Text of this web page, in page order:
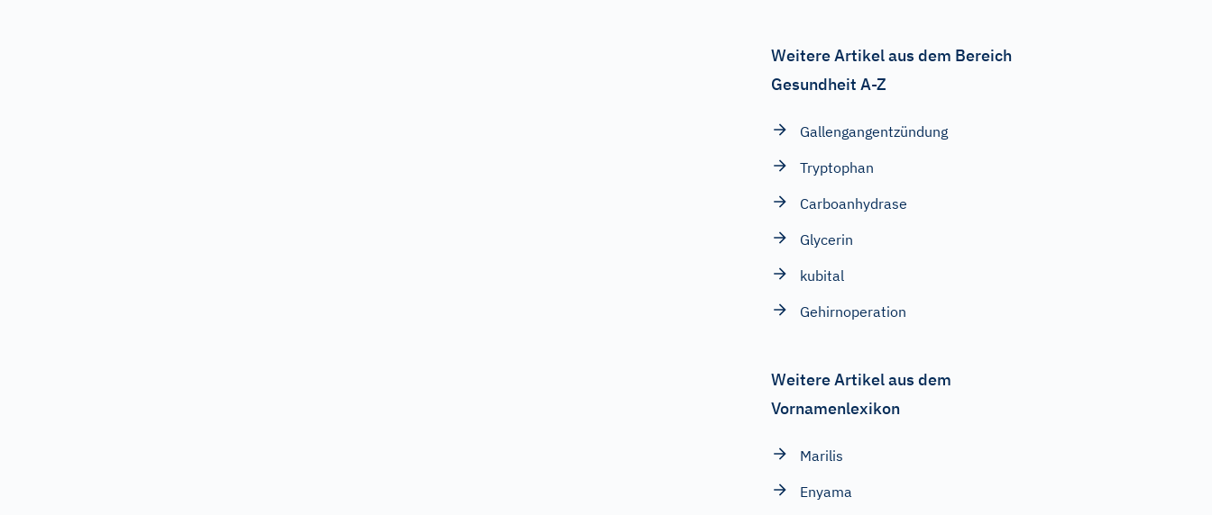
Weitere Artikel aus dem Bereich
Gesundheit A-Z
Gallengangentzündung
Tryptophan
Carboanhydrase
Glycerin
kubital
Gehirnoperation
Weitere Artikel aus dem
Vornamenlexikon
Marilis
Enyama